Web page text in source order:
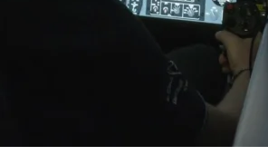
unikátní cyklus 11
tkalcovských stavech jsou ještě čtyři
Mikuláše Medka, Karla
a neuvěřitelné číslo. Na